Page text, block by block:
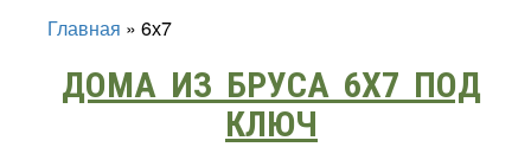
Главная » 6х7
ДОМА ИЗ БРУСА 6Х7 ПОД
КЛЮЧ